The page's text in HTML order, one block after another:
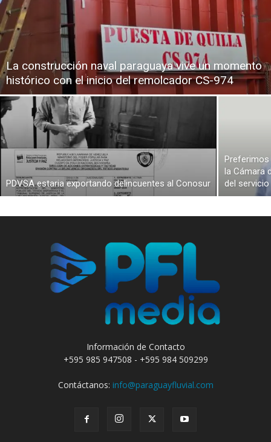
La construcción naval paraguaya vive un momento
histórico con el inicio del remolcador CS-974
PDVSA estaria exportando delincuentes al Conosur
Preferimos
la Cámara
del
Información de Contacto
+595 985 947508 - +595 984 509299
Contáctanos: info@paraguayfluvial.com